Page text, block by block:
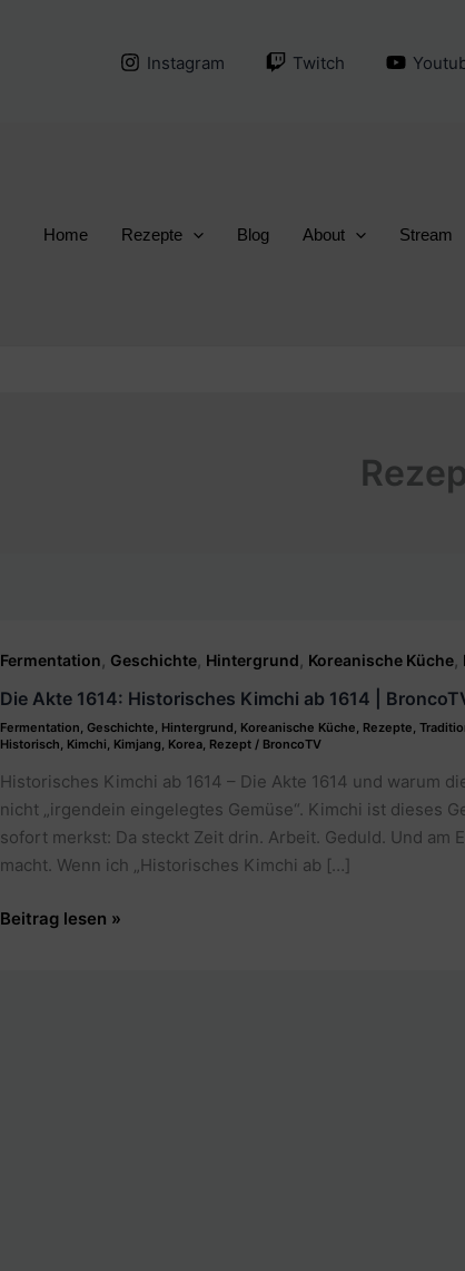
Instagram Twitch
Home Rezepte Blog About Stream
Fermentation Geschichte, Hintergrund Koreanische Küche,
Die Akte 1614: Historisches Kimchi ab 1614 |
Fermentation, Geschichte, Hintergrund, Koreanische Küche, Rezepte,
Historisch, Kimchi, Kimjang, Korea, Rezept/ BroncoTV
Historisches Kimchi ab 1614 – Die Akte 1614 und warum
nicht „irgendein eingelegtes Gemüse“. Kimchi ist dieses
sofort merkst: Da steckt Zeit drin. Arbeit. Geduld. Und am
macht. Wenn ich „Historisches Kimchi ab […]
Die
Beitrag lesen »